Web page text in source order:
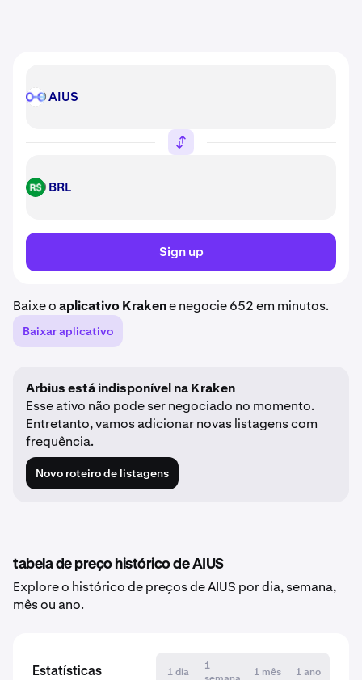
AIUS AIUS
BRL BRL
Sign up
Baixe oaplicativo Krakene negocie 652 em minutos.
Baixar aplicativo
Arbius está indisponível na Kraken
Esse ativo não pode ser negociado no momento.
Entretanto, vamos adicionar novas listagens com
frequência.
Novo roteiro de listagens
tabela de preço histórico de AIUS
Explore o histórico de preços de AIUS por dia, semana,
mês ou ano.
Estatísticas 1 dia
1
1 mês 1 ano